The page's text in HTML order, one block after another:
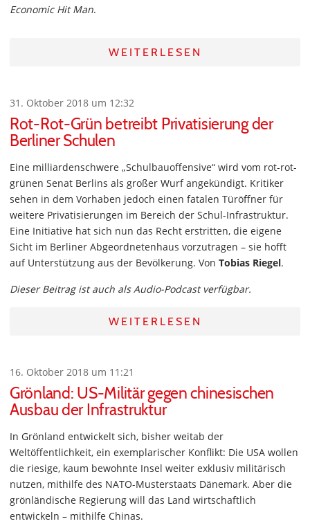
Economic Hit Man.
WEITERLESEN
31. Oktober 2018 um 12:32
Rot-Rot-Grün betreibt Privatisierung der
Berliner Schulen
Eine milliardenschwere „Schulbauoffensive“ wird vom rot-rot-
grünen Senat Berlins als großer Wurf angekündigt. Kritiker
sehen in dem Vorhaben jedoch einen fatalen Türöffner für
weitere Privatisierungen im Bereich der Schul-Infrastruktur.
Eine Initiative hat sich nun das Recht erstritten, die eigene
Sicht im Berliner Abgeordnetenhaus vorzutragen – sie hofft
auf Unterstützung aus der Bevölkerung. Von Tobias Riegel.
Dieser Beitrag ist auch als Audio-Podcast verfügbar.
WEITERLESEN
16. Oktober 2018 um 11:21
Grönland: US-Militär gegen chinesischen
Ausbau der Infrastruktur
In Grönland entwickelt sich, bisher weitab der
Weltöffentlichkeit, ein exemplarischer Konflikt: Die USA wollen
die riesige, kaum bewohnte Insel weiter exklusiv militärisch
nutzen, mithilfe des NATO-Musterstaats Dänemark. Aber die
grönländische Regierung will das Land wirtschaftlich
entwickeln – mithilfe Chinas.